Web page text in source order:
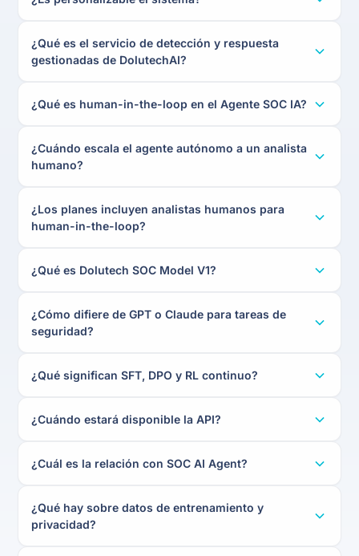
¿Qué es el servicio de detección y respuesta
gestionadas de DolutechAI?
¿Qué es human-in-the-loop en el Agente SOC IA?
¿Cuándo escala el agente autónomo a un analista
humano?
¿Los planes incluyen analistas humanos para
human-in-the-loop?
¿Qué es Dolutech SOC Model V1?
¿Cómo difiere de GPT o Claude para tareas de
seguridad?
¿Qué significan SFT, DPO y RL continuo?
¿Cuándo estará disponible la API?
¿Cuál es la relación con SOC AI Agent?
¿Qué hay sobre datos de entrenamiento y
privacidad?